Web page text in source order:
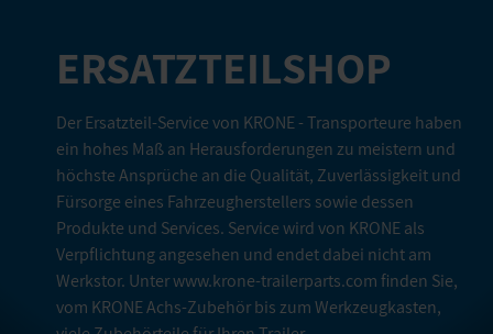
ERSATZTEILSHOP
Der Ersatzteil-Service von KRONE - Transporteure haben
ein hohes Maß an Herausforderungen zu meistern und
höchste Ansprüche an die Qualität, Zuverlässigkeit und
Fürsorge eines Fahrzeugherstellers sowie dessen
Produkte und Services. Service wird von KRONE als
Verpflichtung angesehen und endet dabei nicht am
Werkstor. Unter www.krone-trailerparts.com finden Sie,
vom KRONE Achs-Zubehör bis zum Werkzeugkasten,